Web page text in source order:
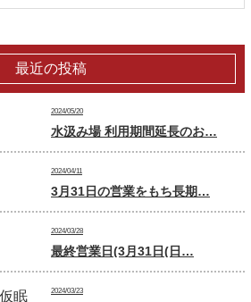
最近の投稿
2024/05/20
水汲み場 利用期間延長のお…
2024/04/11
3月31日の営業をもち長期…
2024/03/28
最終営業日(3月31日(日…
2024/03/23